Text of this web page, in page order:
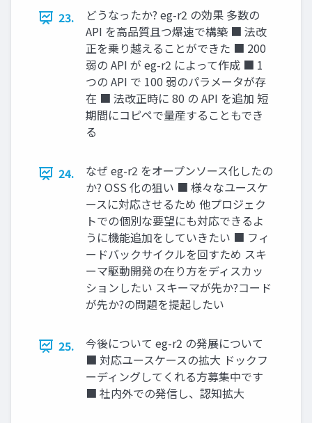
23.
どうなったか? eg-r2 の効果 多数の
API を高品質且つ爆速で構築 ■ 法改
正を乗り越えることができた ■ 200
弱の API が eg-r2 によって作成 ■ 1
つの API で 100 弱のパラメータが存
在 ■ 法改正時に 80 の API を追加 短
期間にコピペで量産することもでき
る
24.
なぜ eg-r2 をオープンソース化したの
か? OSS 化の狙い ■ 様々なユースケ
ースに対応させるため 他プロジェク
トでの個別な要望にも対応できるよ
うに機能追加をしていきたい ■ フィ
ードバックサイクルを回すため スキ
ーマ駆動開発の在り方をディスカッ
ションしたい スキーマが先か?コード
が先か?の問題を提起したい
25.
今後について eg-r2 の発展について
■ 対応ユースケースの拡大 ドックフ
ーディングしてくれる方募集中です
■ 社内外での発信し、認知拡大